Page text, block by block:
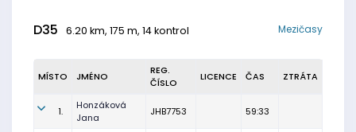
D35 6.20 km, 175 m, 14 kontrol Mezičasy
MÍSTO JMÉNO
REG.
ČÍSLO
LICENCE ČAS ZTRÁTA
1.
Honzáková
Jana
JHB7753 59:33